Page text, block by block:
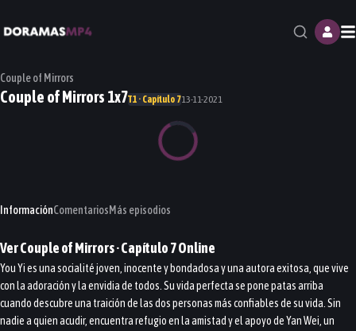
Couple of Mirrors
Couple of Mirrors 1x7T1 · Capítulo 713-11-2021
InformaciónComentariosMás episodios
VerCouple of Mirrors· Capítulo7Online
You Yi es una socialité joven, inocente y bondadosa y una autora exitosa, que vive
con la adoración y la envidia de todos. Su vida perfecta se pone patas arriba
cuando descubre una traición de las dos personas más confiables de su vida. Sin
nadie a quien acudir, encuentra refugio en la amistad y el apoyo de Yan Wei, un